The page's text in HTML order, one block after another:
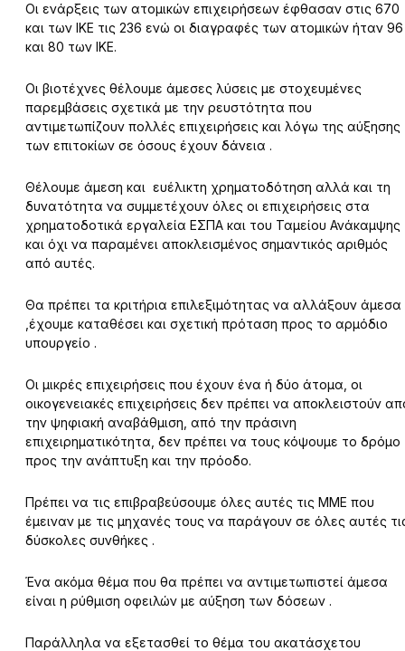
Οι ενάρξεις των ατομικών επιχειρήσεων έφθασαν στις 670
και των ΙΚΕ τις 236 ενώ οι διαγραφές των ατομικών ήταν 96
και 80 των ΙΚΕ.
Οι βιοτέχνες θέλουμε άμεσες λύσεις με στοχευμένες
παρεμβάσεις σχετικά με την ρευστότητα που
αντιμετωπίζουν πολλές επιχειρήσεις και λόγω της αύξησης
των επιτοκίων σε όσους έχουν δάνεια .
Θέλουμε άμεση και ευέλικτη χρηματοδότηση αλλά και τη
δυνατότητα να συμμετέχουν όλες οι επιχειρήσεις στα
χρηματοδοτικά εργαλεία ΕΣΠΑ και του Ταμείου Ανάκαμψης
και όχι να παραμένει αποκλεισμένος σημαντικός αριθμός
από αυτές.
Θα πρέπει τα κριτήρια επιλεξιμότητας να αλλάξουν άμεσα
,έχουμε καταθέσει και σχετική πρόταση προς το αρμόδιο
υπουργείο .
Οι μικρές επιχειρήσεις που έχουν ένα ή δύο άτομα, οι
οικογενειακές επιχειρήσεις δεν πρέπει να αποκλειστούν
την ψηφιακή αναβάθμιση, από την πράσινη
επιχειρηματικότητα, δεν πρέπει να τους κόψουμε το δρόμο
προς την ανάπτυξη και την πρόοδο.
Πρέπει να τις επιβραβεύσουμε όλες αυτές τις ΜΜΕ που
έμειναν με τις μηχανές τους να παράγουν σε όλες αυτές
δύσκολες συνθήκες .
Ένα ακόμα θέμα που θα πρέπει να αντιμετωπιστεί άμεσα
είναι η ρύθμιση οφειλών με αύξηση των δόσεων .
Παράλληλα να εξετασθεί το θέμα του ακατάσχετου